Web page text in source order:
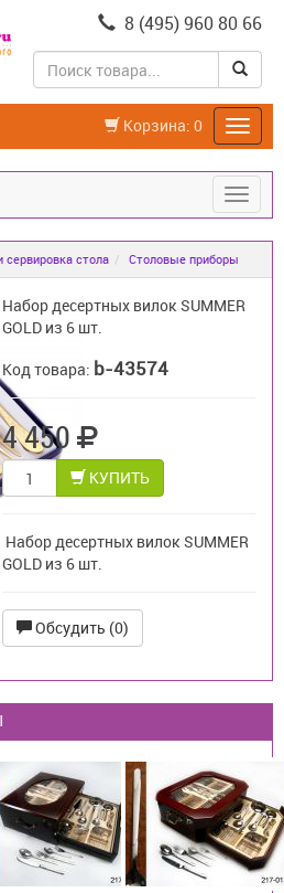
8 (495) 960 80 66
Корзина: 0
сервировка стола Столовые приборы
Набор десертных вилок SUMMER
GOLD из 6 шт.
Код товара: b-43574
4 450
КУПИТЬ
Набор десертных вилок SUMMER
GOLD из 6 шт.
Обсудить (0)